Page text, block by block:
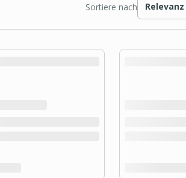
Sortiere nach Relevanz